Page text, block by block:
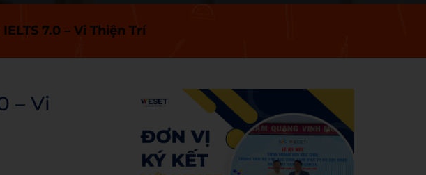
7.0 – Vi Thiện Trí
– Vi